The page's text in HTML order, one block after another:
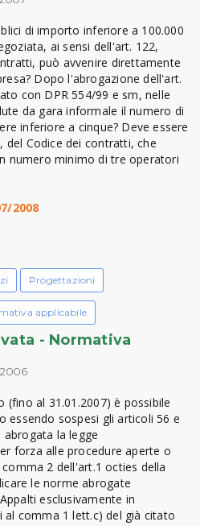
di importo inferiore a 100.000
ai sensi dell'art. 122,
può avvenire direttamente
Dopo l'abrogazione dell'art.
con DPR 554/99 e sm, nelle
da gara informale il numero di
inferiore a cinque? Deve essere
Codice dei contratti, che
numero minimo di tre operatori
2008
Progettazioni
applicabile
- Normativa
al 31.01.2007) è possibile
essendo sospesi gli articoli 56 e
abrogata la legge
forza alle procedure aperte o
2 dell'art.1 octies della
le norme abrogate
esclusivamente in
comma 1 lett.c) del già citato